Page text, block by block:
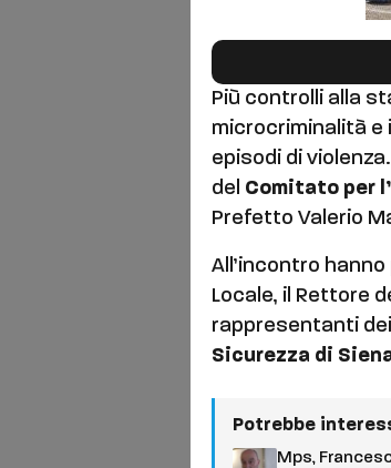
Più controlli alla
microcriminalità e
episodi di
del Comitato per
Prefetto Valerio
All’incontro
Locale, il Rettore
rappresentanti
Sicurezza di
Potrebbe
Mps,